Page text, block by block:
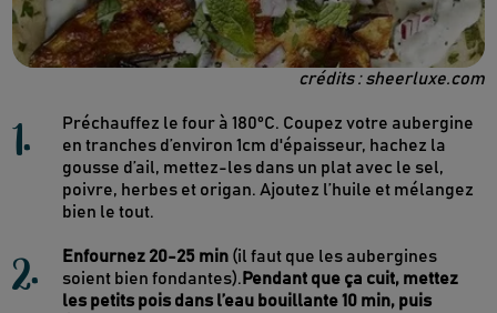
crédits : sheerluxe.com
1.
Préchauffez le four à 180°C. Coupez votre aubergine
en tranches d’environ 1cm d'épaisseur, hachez la
gousse d’ail, mettez-les dans un plat avec le sel,
poivre, herbes et origan. Ajoutez l’huile et mélangez
bien le tout.
2. Enfournez 20-25 min (il faut que les aubergines
soient bien fondantes). Pendant que ça cuit, mettez
les petits pois dans l’eau bouillante 10 min, puis